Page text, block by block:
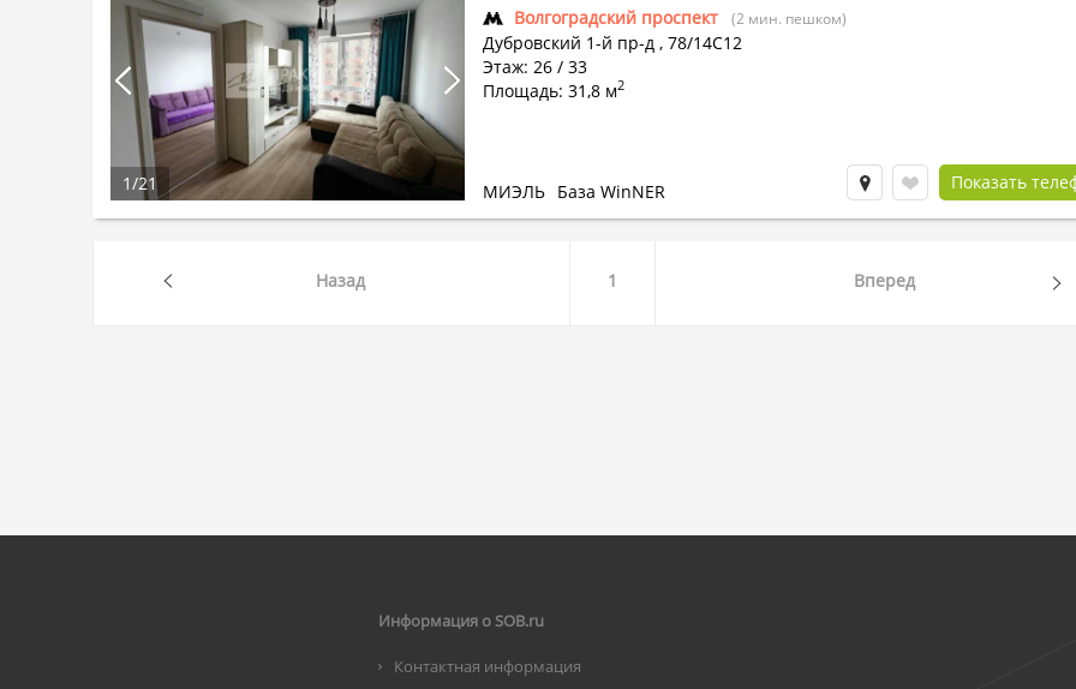
Волгоградский проспект (2 мин. пешком)
Дубровский 1-й пр-д , 78/14С12
Этаж: 26 / 33
Площадь: 31,8 м2
МИЭЛЬ База WinNER Показать
1/21
Назад 1 Вперед
Информация о SOB.ru
Контактная информация